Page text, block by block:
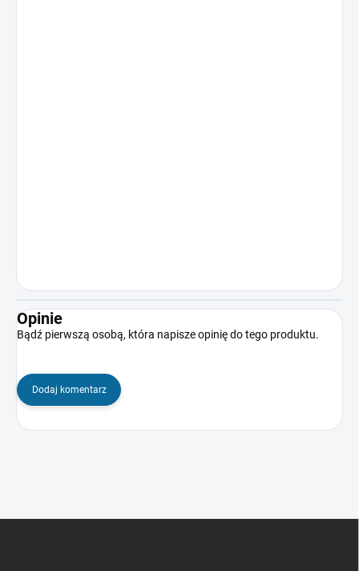
Opinie
Bądź pierwszą osobą, która napisze opinię do tego produktu.
Dodaj komentarz